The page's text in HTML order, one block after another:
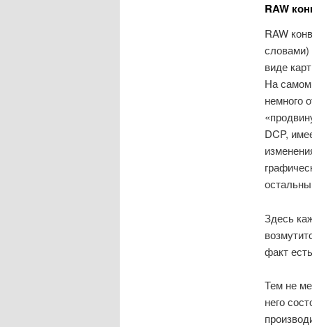
RAW
RAW
словами)
виде
На
немного
DCP,
Здесь
факт
Тем не
него